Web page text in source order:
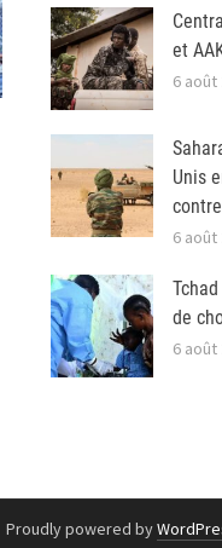
et
6 août
Unis
6 août
de
6 août
Proudly powered by